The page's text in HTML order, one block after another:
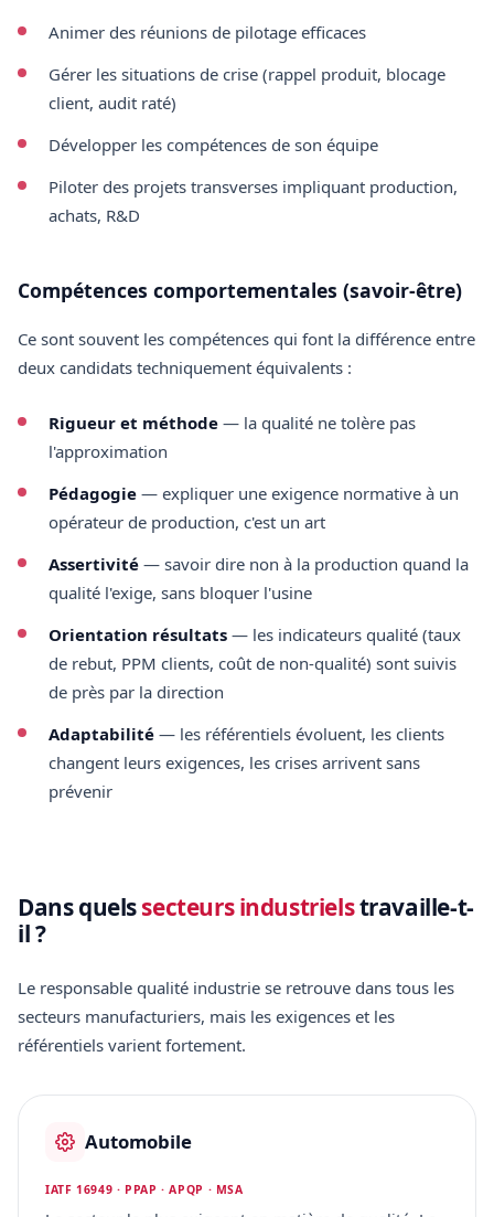
Animer des réunions de pilotage efficaces
Gérer les situations de crise (rappel produit, blocage
client, audit raté)
Développer les compétences de son équipe
Piloter des projets transverses impliquant production,
achats, R&D
Compétences comportementales (savoir-être)
Ce sont souvent les compétences qui font la différence entre
deux candidats techniquement équivalents :
Rigueur et méthode — la qualité ne tolère pas
l'approximation
Pédagogie — expliquer une exigence normative à un
opérateur de production, c'est un art
Assertivité — savoir dire non à la production quand la
qualité l'exige, sans bloquer l'usine
Orientation résultats — les indicateurs qualité (taux
de rebut, PPM clients, coût de non-qualité) sont suivis
de près par la direction
Adaptabilité — les référentiels évoluent, les clients
changent leurs exigences, les crises arrivent sans
prévenir
Dans quelssecteurs industrielstravaille-t-
il ?
Le responsable qualité industrie se retrouve dans tous les
secteurs manufacturiers, mais les exigences et les
référentiels varient fortement.
Automobile
IATF 16949 · PPAP · APQP · MSA